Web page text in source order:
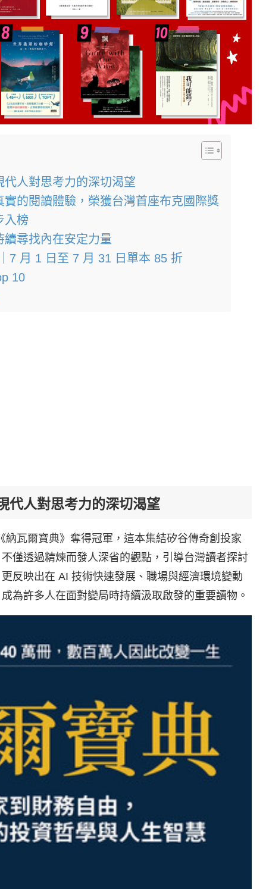
代人對思考力的深切渴望
實的閱讀體驗，榮獲台灣首座布克國際獎
入榜
尋找內在安定力量
7 月 1 日至 7 月 31 日單本 85 折
10
代人對思考力的深切渴望
瓦爾寶典》奪得冠軍，這本集結矽谷傳奇創投家
僅透過精煉而發人深省的觀點，引導台灣讀者探討
反映出在 AI 技術快速發展、職場與經濟環境變動
為許多人在面對變局時持續汲取啟發的重要讀物。